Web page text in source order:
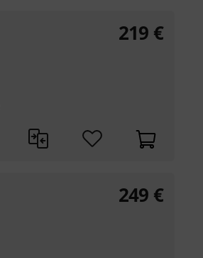
219 €
249 €